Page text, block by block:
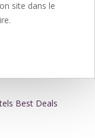
site dans le
Best Deals